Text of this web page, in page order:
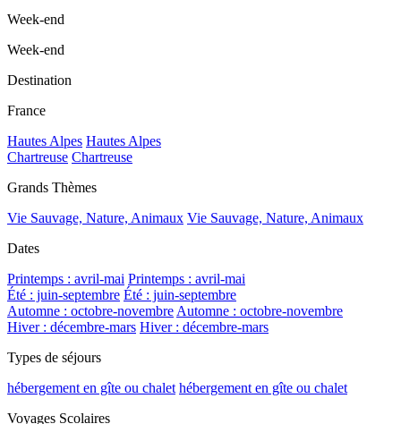
Week-end
Week-end
Destination
France
Hautes Alpes Hautes Alpes
Chartreuse Chartreuse
Grands Thèmes
Vie Sauvage, Nature, Animaux Vie Sauvage, Nature, Animaux
Dates
Printemps : avril-mai Printemps : avril-mai
Été : juin-septembre Été : juin-septembre
Automne : octobre-novembre Automne : octobre-novembre
Hiver : décembre-mars Hiver : décembre-mars
Types de séjours
hébergement en gîte ou chalet hébergement en gîte ou chalet
Voyages Scolaires